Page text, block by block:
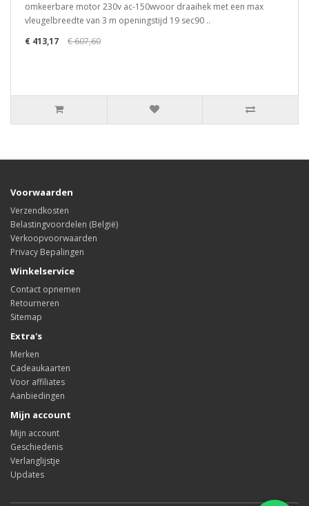
omkeerbare motor 230v ac-150wvoor draaihek met een max
vleugelbreedte van 3 m openingstijd 19 sec90 ..
€ 413,17
€ 607,60
Voorwaarden
Verzendkosten
Belastingvoordelen (België)
Verkoopvoorwaarden
Privacy Bepalingen
Winkelservice
Contact opnemen
Retourneren
Sitemap
Extra's
Merken
Cadeaukaarten
Voor affiliates
Aanbiedingen
Mijn account
Mijn account
Geschiedenis
Verlanglijstje
Updates